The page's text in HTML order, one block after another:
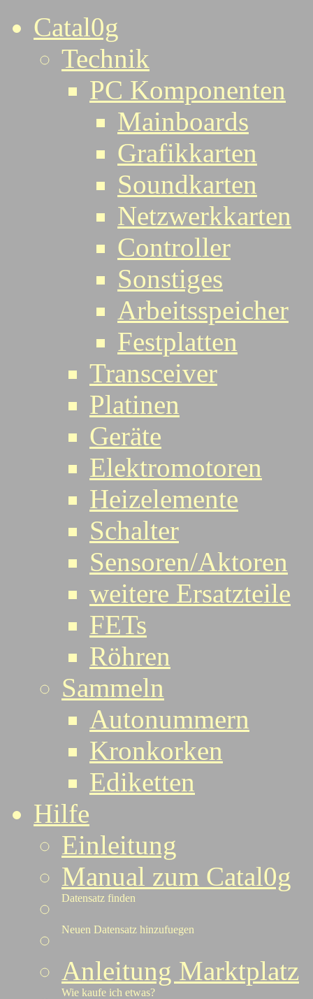
Catal0g
Technik
PC Komponenten
Mainboards
Grafikkarten
Soundkarten
Netzwerkkarten
Controller
Sonstiges
Arbeitsspeicher
Festplatten
Transceiver
Platinen
Geräte
Elektromotoren
Heizelemente
Schalter
Sensoren/Aktoren
weitere Ersatzteile
FETs
Röhren
Sammeln
Autonummern
Kronkorken
Ediketten
Hilfe
Einleitung
Manual zum Catal0g
Datensatz finden
Neuen Datensatz hinzufuegen
Anleitung Marktplatz
Wie kaufe ich etwas?